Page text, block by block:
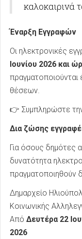
καλοκαιρινά
Έναρξη Εγγραφών
Οι ηλεκτρονικές
Ιουνίου 2026 και
θέσεων.
👉 Συμπληρώστε
Δια ζώσης
Για όσους δημότες
δυνατότητα
πραγματοποιηθούν
Δημαρχείο
Κοινωνικής
Από Δευτέρα 22
2026